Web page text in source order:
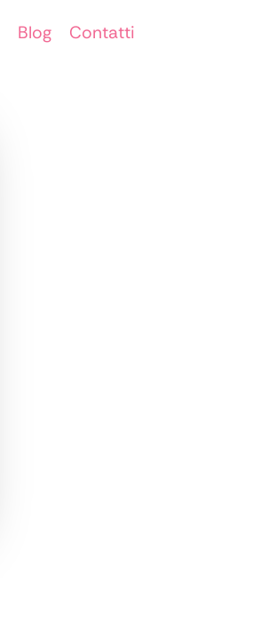
Blog Contatti